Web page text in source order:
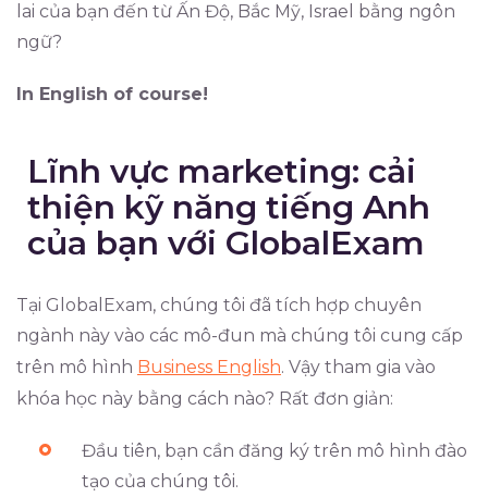
lai của bạn đến từ Ấn Độ, Bắc Mỹ, Israel bằng ngôn
ngữ?
In English of course!
Lĩnh vực marketing: cải
thiện kỹ năng tiếng Anh
của bạn với GlobalExam
Tại GlobalExam, chúng tôi đã tích hợp chuyên
ngành này vào các mô-đun mà chúng tôi cung cấp
trên mô hình Business English. Vậy tham gia vào
khóa học này bằng cách nào? Rất đơn giản:
Đầu tiên, bạn cần đăng ký trên mô hình đào
tạo của chúng tôi.